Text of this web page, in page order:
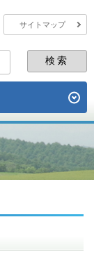
サイトマップ